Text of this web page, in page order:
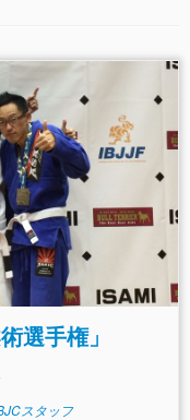
選手権」
スタッフ